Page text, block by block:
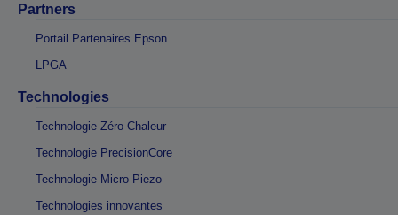
Partners
Portail Partenaires Epson
LPGA
Technologies
Technologie Zéro Chaleur
Technologie PrecisionCore
Technologie Micro Piezo
Technologies innovantes